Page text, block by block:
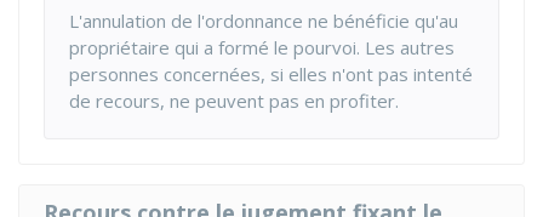
L'annulation de l'ordonnance ne bénéficie qu'au
propriétaire qui a formé le pourvoi. Les autres
personnes concernées, si elles n'ont pas intenté
de recours, ne peuvent pas en profiter.